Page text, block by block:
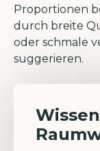
Proportionen
durch breite
oder schmale
suggerieren.